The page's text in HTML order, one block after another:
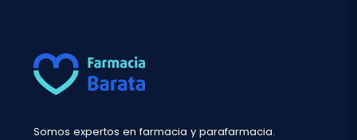
Somos expertos en farmacia y parafarmacia.